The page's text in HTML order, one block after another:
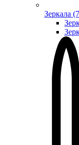
Зеркала